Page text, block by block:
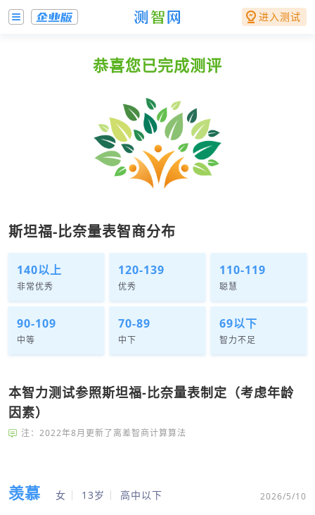
进入测试
恭喜您已完成测评
斯坦福-比奈量表智商分布
140以上
非常优秀
120-139
优秀
110-119
聪慧
90-109
中等
70-89
中下
69以下
智力不足
本智力测试参照斯坦福-比奈量表制定（考虑年龄
因素）
注：2022年8月更新了离差智商计算算法
羡慕 女 13岁 高中以下 2026/5/10